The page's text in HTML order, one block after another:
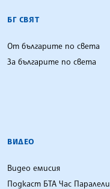
БГ СВЯТ
От българите по света
За българите по света
ВИДЕО
Видео емисия
Подкаст БТА Час Паралели